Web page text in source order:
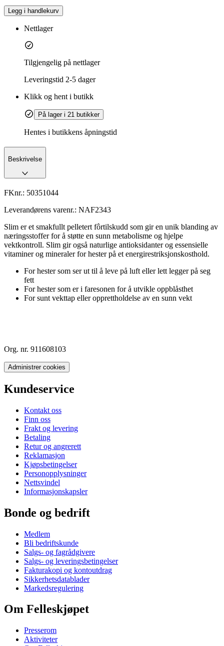
Legg i handlekurv
Nettlager
Tilgjengelig på nettlager
Leveringstid 2-5 dager
Klikk og hent i butikk
På lager i 21 butikker
Hentes i butikkens åpningstid
Beskrivelse
FKnr.: 50351044
Leverandørens varenr.: NAF2343
Slim er et smakfullt pelletert fôrtilskudd som gir en unik blanding av
næringsstoffer for å støtte en sunn metabolisme og hjelpe
vektkontroll. Slim gir også naturlige antioksidanter og essensielle
vitaminer og mineraler for hester på et energirestriksjonskosthold.
For hester som ser ut til å leve på luft eller lett legger på seg
fett
For hester som er i faresonen for å utvikle oppblåsthet
For sunt vekttap eller opprettholdelse av en sunn vekt
Org. nr. 911608103
Administrer cookies
Kundeservice
Kontakt oss
Finn oss
Frakt og levering
Betaling
Retur og angrerett
Reklamasjon
Kjøpsbetingelser
Personopplysninger
Nettsvindel
Informasjonskapsler
Bonde og bedrift
Medlem
Bli bedriftskunde
Salgs- og fagrådgivere
Salgs- og leveringsbetingelser
Fakturakopi og kontoutdrag
Sikkerhetsdatablader
Markedsregulering
Om Felleskjøpet
Presserom
Aktiviteter